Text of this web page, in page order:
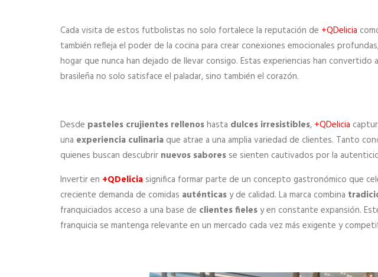
Cada visita de estos futbolistas no solo fortalece la reputación de +QDelicia
también refleja el poder de la cocina para crear conexiones emocionales
hogar que nunca han dejado de llevar consigo. Estas experiencias han convertido a
brasileña no solo satisface el paladar, sino también el corazón.
Desde pasteles crujientes rellenoshasta dulces irresistibles, +QDelicia
una experiencia culinaria que atrae a una amplia variedad de clientes. Tanto
quienes buscan descubrir nuevos sabores se sienten cautivados por la
Invertir en +QDelicia significa formar parte de un concepto gastronómico que
creciente demanda de comidas auténticasy de calidad. La marca combina
franquiciados acceso a una base de clientes fielesy en constante expansión.
franquicia se mantenga relevante en un mercado cada vez más exigente y